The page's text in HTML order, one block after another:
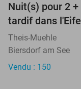
Nuit(s) pour 2
tardif dans
Theis-Muehle
Biersdorf am See
Vendu : 150